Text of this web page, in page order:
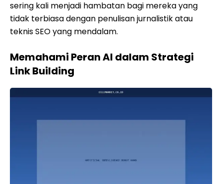
sering kali menjadi hambatan bagi mereka yang
tidak terbiasa dengan penulisan jurnalistik atau
teknis SEO yang mendalam.
Memahami Peran AI dalam Strategi
Link Building